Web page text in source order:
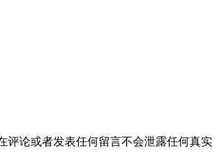
评论或者发表任何留言不会泄露任何真实